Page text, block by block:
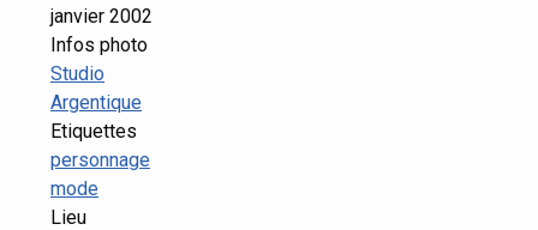
janvier 2002
Infos photo
Studio
Argentique
Etiquettes
personnage
mode
Lieu